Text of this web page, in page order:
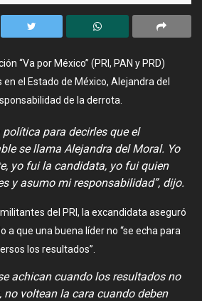
“Va por México” (PRI, PAN y PRD)
el Estado de México, Alejandra del
de la derrota.
política para decirles que el
se llama Alejandra del Moral. Yo
yo fui la candidata, yo fui quien
y asumo mi responsabilidad”, dijo.
del PRI, la excandidata aseguró
a que una buena líder no “se echa para
los resultados”.
achican cuando los resultados no
no voltean la cara cuando deben